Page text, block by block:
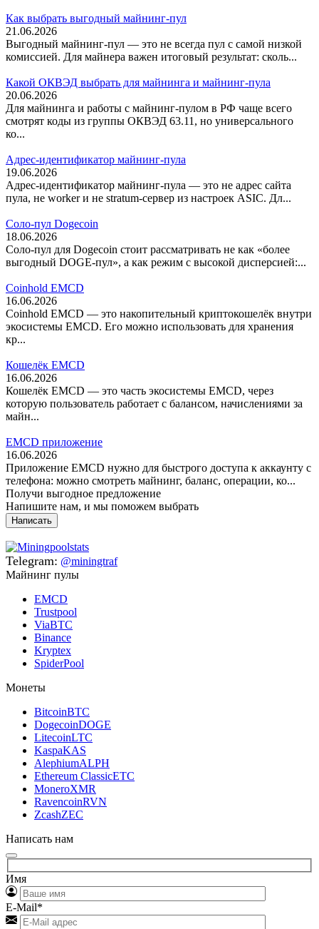
Как выбрать выгодный майнинг-пул
21.06.2026
Выгодный майнинг-пул — это не всегда пул с самой низкой
комиссией. Для майнера важен итоговый результат: сколь...
Какой ОКВЭД выбрать для майнинга и майнинг-пула
20.06.2026
Для майнинга и работы с майнинг-пулом в РФ чаще всего
смотрят коды из группы ОКВЭД 63.11, но универсального
ко...
Адрес-идентификатор майнинг-пула
19.06.2026
Адрес-идентификатор майнинг-пула — это не адрес сайта
пула, не worker и не stratum-сервер из настроек ASIC. Дл...
Соло-пул Dogecoin
18.06.2026
Соло-пул для Dogecoin стоит рассматривать не как «более
выгодный DOGE-пул», а как режим с высокой дисперсией:...
Coinhold EMCD
16.06.2026
Coinhold EMCD — это накопительный криптокошелёк внутри
экосистемы EMCD. Его можно использовать для хранения
кр...
Кошелёк EMCD
16.06.2026
Кошелёк EMCD — это часть экосистемы EMCD, через
которую пользователь работает с балансом, начислениями за
майн...
EMCD приложение
16.06.2026
Приложение EMCD нужно для быстрого доступа к аккаунту с
телефона: можно смотреть майнинг, баланс, операции, ко...
Получи выгодное предложение
Напишите нам, и мы поможем выбрать
Написать
Telegram: @miningtraf
Майнинг пулы
EMCD
Trustpool
ViaBTC
Binance
Kryptex
SpiderPool
Монеты
BitcoinBTC
DogecoinDOGE
LitecoinLTC
KaspaKAS
AlephiumALPH
Ethereum ClassicETC
MoneroXMR
RavencoinRVN
ZcashZEC
Написать нам
Имя
E-Mail*